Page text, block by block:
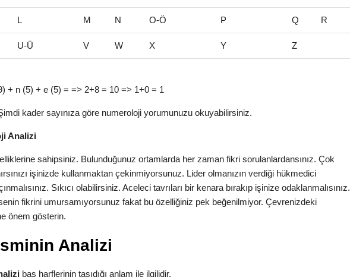
L M N O-Ö P Q R
U-Ü V W X Y Z
+ n (5) + e (5) = => 2+8 = 10 => 1+0 = 1
kader sayınıza göre numeroloji yorumunuzu okuyabilirsiniz.
Analizi
sahipsiniz. Bulunduğunuz ortamlarda her zaman fikri sorulanlardansınız. Çok
işinizde kullanmaktan çekinmiyorsunuz. Lider olmanızın verdiği hükmedici
Sıkıcı olabilirsiniz. Aceleci tavrıları bir kenara bırakıp işinize odaklanmalısınız.
fikrini umursamıyorsunuz fakat bu özelliğiniz pek beğenilmiyor. Çevrenizdeki
önem gösterin.
Analizi
baş harflerinin taşıdığı anlam ile ilgilidir.